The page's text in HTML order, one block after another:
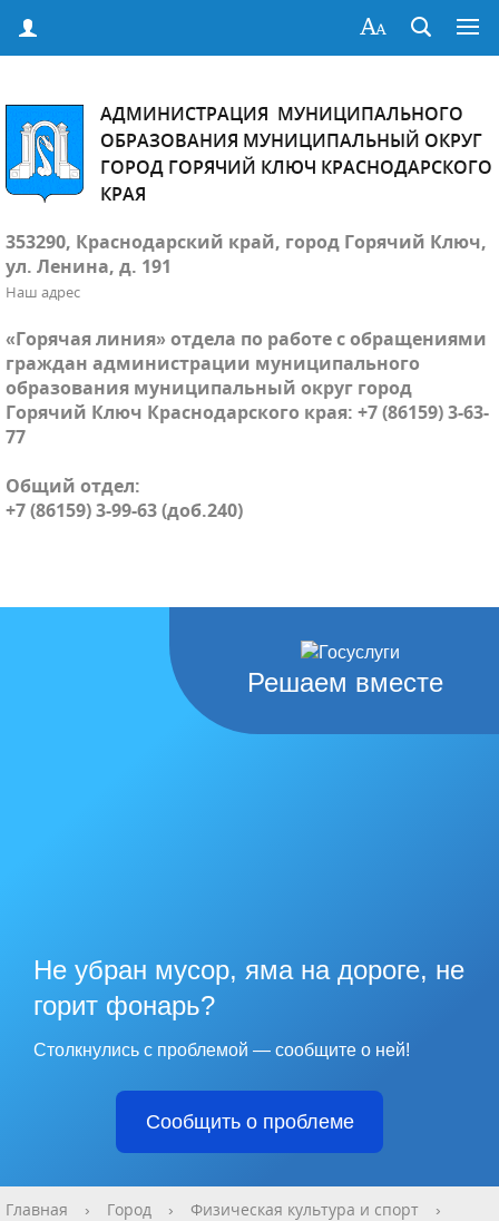
АДМИНИСТРАЦИЯ МУНИЦИПАЛЬНОГО
ОБРАЗОВАНИЯ МУНИЦИПАЛЬНЫЙ ОКРУГ
ГОРОД ГОРЯЧИЙ КЛЮЧ КРАСНОДАРСКОГО
КРАЯ
353290, Краснодарский край, город Горячий Ключ,
ул. Ленина, д. 191
Наш адрес
«Горячая линия» отдела по работе с обращениями
граждан администрации муниципального
образования муниципальный округ город
Горячий Ключ Краснодарского края: +7 (86159) 3-63-
77
Общий отдел:
+7 (86159) 3-99-63 (доб.240)
Решаем вместе
Не убран мусор, яма на дороге, не
горит фонарь?
Столкнулись с проблемой — сообщите о ней!
Сообщить о проблеме
Главная › Город › Физическая культура и спорт
›